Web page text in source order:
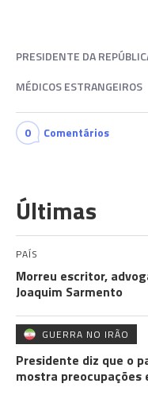
PRESIDENTE DA
MÉDICOS ESTRANGEIROS
0 Comentários
Últimas
PAÍS
Morreu escritor,
Joaquim Sarmento
GUERRA NO IRÃO
Presidente diz que o
mostra preocupações